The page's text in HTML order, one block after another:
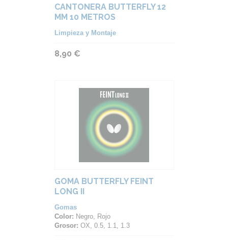
CANTONERA BUTTERFLY 12
MM 10 METROS
Limpieza y Montaje
8,90 €
GOMA BUTTERFLY FEINT
LONG II
Gomas
Color: Negro, Rojo
Grosor: OX, 0.5, 1.1, 1.3